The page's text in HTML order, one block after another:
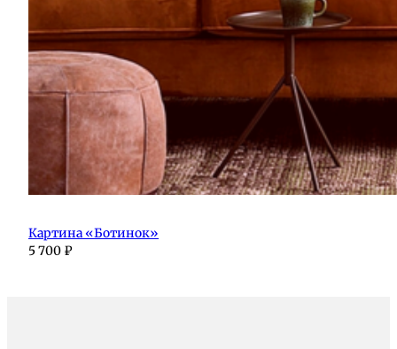
Картина «Ботинок»
5 700 ₽